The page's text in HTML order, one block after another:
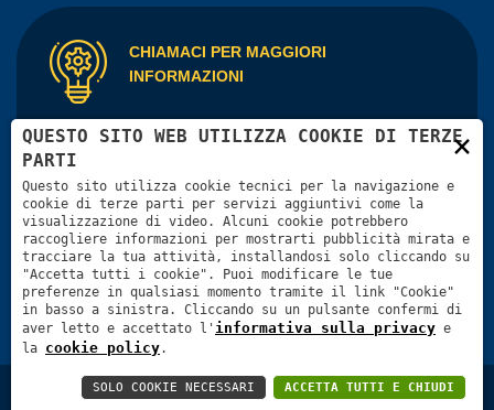
CHIAMACI PER MAGGIORI
INFORMAZIONI
L’azienda è in grado di fornire applicazioni elettriche
personalizzate
Contattaci
© 2020 Bazzan Atem - P.IVA: 02177230238 |Privacy policy|Web
×
QUESTO SITO WEB UTILIZZA COOKIE DI TERZE
PARTI
Questo sito utilizza cookie tecnici per la navigazione e
cookie di terze parti per servizi aggiuntivi come la
visualizzazione di video. Alcuni cookie potrebbero
raccogliere informazioni per mostrarti pubblicità mirata e
tracciare la tua attività, installandosi solo cliccando su
"Accetta tutti i cookie". Puoi modificare le tue
preferenze in qualsiasi momento tramite il link "Cookie"
in basso a sinistra. Cliccando su un pulsante confermi di
aver letto e accettato l' informativa sulla privacy e
la cookie policy.
ACCETTA TUTTI E CHIUDI
SOLO COOKIE NECESSARI